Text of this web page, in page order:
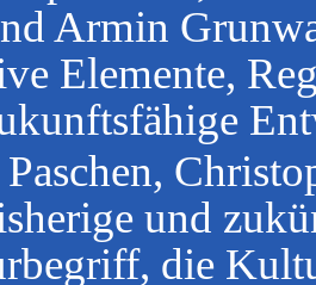
Armin
Elemente,
und
die